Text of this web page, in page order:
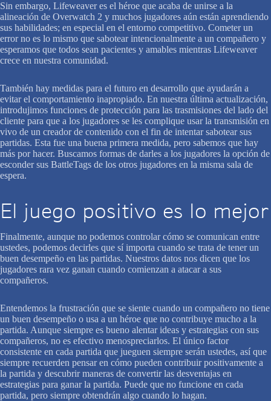
Sin embargo, Lifeweaver es el héroe que acaba de unirse a la
alineación de Overwatch 2 y muchos jugadores aún están aprendiendo
sus habilidades; en especial en el entorno competitivo. Cometer un
error no es lo mismo que sabotear intencionalmente a un compañero y
esperamos que todos sean pacientes y amables mientras Lifeweaver
crece en nuestra comunidad.
También hay medidas para el futuro en desarrollo que ayudarán a
evitar el comportamiento inapropiado. En nuestra última actualización,
introdujimos funciones de protección para las trasmisiones del lado del
cliente para que a los jugadores se les complique usar la transmisión en
vivo de un creador de contenido con el fin de intentar sabotear sus
partidas. Esta fue una buena primera medida, pero sabemos que hay
más por hacer. Buscamos formas de darles a los jugadores la opción de
esconder sus BattleTags de los otros jugadores en la misma sala de
espera.
El juego positivo es lo mejor
Finalmente, aunque no podemos controlar cómo se comunican entre
ustedes, podemos decirles que sí importa cuando se trata de tener un
buen desempeño en las partidas. Nuestros datos nos dicen que los
jugadores rara vez ganan cuando comienzan a atacar a sus
compañeros.
Entendemos la frustración que se siente cuando un compañero no tiene
un buen desempeño o usa a un héroe que no contribuye mucho a la
partida. Aunque siempre es bueno alentar ideas y estrategias con sus
compañeros, no es efectivo menospreciarlos. El único factor
consistente en cada partida que jueguen siempre serán ustedes, así que
siempre recuerden pensar en cómo pueden contribuir positivamente a
la partida y descubrir maneras de convertir las desventajas en
estrategias para ganar la partida. Puede que no funcione en cada
partida, pero siempre obtendrán algo cuando lo hagan.